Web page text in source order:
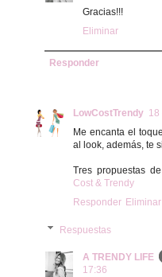
Gracias!!!
Eliminar
Responder
LowCostTrendy 18
Me encanta el
al look, además, te
Tres propuestas
Cost & Trendy
Responder Eliminar
Respuestas
A TRENDY LIFE
17:36